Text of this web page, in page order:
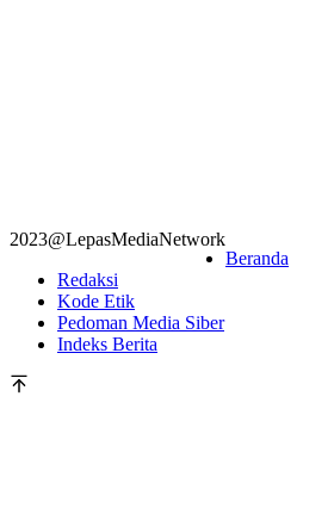
2023@LepasMediaNetwork
Beranda
Redaksi
Kode Etik
Pedoman Media Siber
Indeks Berita